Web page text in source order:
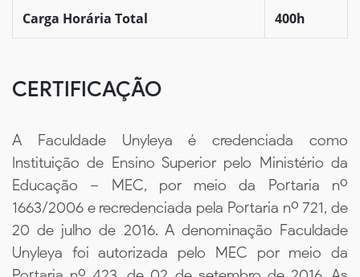
Carga Horária Total 400h
CERTIFICAÇÃO
A Faculdade Unyleya é credenciada como
Instituição de Ensino Superior pelo Ministério da
Educação – MEC, por meio da Portaria nº
1663/2006 e recredenciada pela Portaria nº 721, de
20 de julho de 2016. A denominação Faculdade
Unyleya foi autorizada pelo MEC por meio da